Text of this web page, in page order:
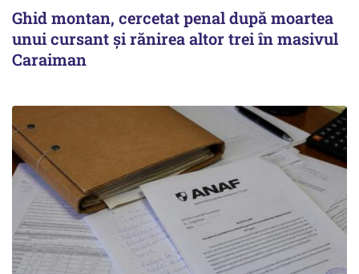
Ghid montan, cercetat penal după moartea
unui cursant și rănirea altor trei în masivul
Caraiman